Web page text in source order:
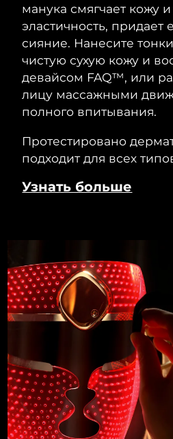
манука смягчает кожу
эластичность, придает
сияние. Нанесите
чистую сухую кожу и
девайсом FAQ™, или
лицу массажными
полного впитывания.
Протестировано
подходит для всех
Узнать больше